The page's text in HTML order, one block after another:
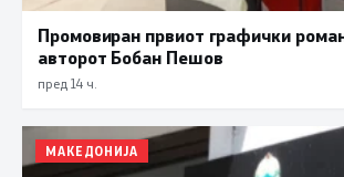
Промовиран првиот графички
авторот Бобан Пешов
пред 14 ч.
МАКЕДОНИЈА